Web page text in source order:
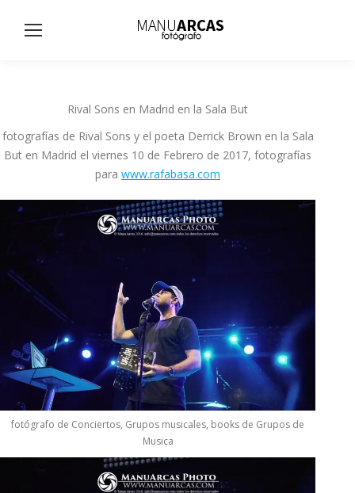
Rival Sons en Madrid en la Sala But
fotografías de Rival Sons y el poeta Derrick Brown en la Sala
But en Madrid el viernes 10 de Febrero de 2017, fotografías
para www.rafabasa.com
fotógrafo de Conciertos, Grupos musicales, books de Grupos de
Musica